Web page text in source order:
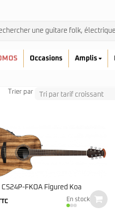
Admira
kremona
Yamaha
Occasions Amplis
Trier par
FKOA Figured Koa
TTC En stock